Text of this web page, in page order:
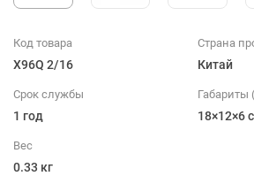
Код товара
X96Q 2/16
Страна
Китай
Срок службы
1 год 18×12×6
Вес
0.33 кг